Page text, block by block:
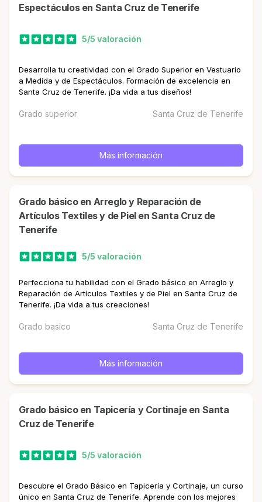
Espectáculos en Santa Cruz de Tenerife
5/5 valoración
Desarrolla tu creatividad con el Grado Superior en Vestuario
a Medida y de Espectáculos. Formación de excelencia en
Santa Cruz de Tenerife. ¡Da vida a tus diseños!
Grado superior Santa Cruz de Tenerife
Más información
Grado básico en Arreglo y Reparación de
Artículos Textiles y de Piel en Santa Cruz de
Tenerife
5/5 valoración
Perfecciona tu habilidad con el Grado básico en Arreglo y
Reparación de Artículos Textiles y de Piel en Santa Cruz de
Tenerife. ¡Da vida a tus creaciones!
Grado basico Santa Cruz de Tenerife
Más información
Grado básico en Tapicería y Cortinaje en Santa
Cruz de Tenerife
5/5 valoración
Descubre el Grado Básico en Tapicería y Cortinaje, un curso
único en Santa Cruz de Tenerife. Aprende con los mejores